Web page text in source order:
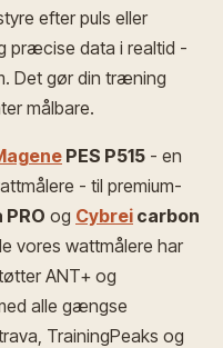
efter puls eller
præcise data i realtid -
Det gør din træning
målbare.
PES P515 - en
- til premium-
PRO og Cybrei carbon
vores wattmålere har
ANT+ og
alle gængse
TrainingPeaks og